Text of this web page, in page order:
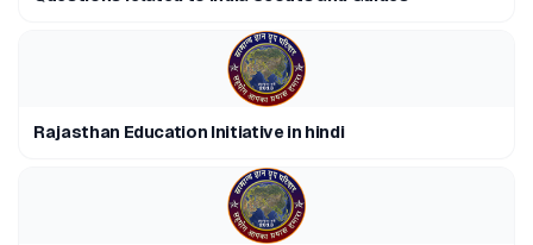
Rajasthan Education Initiative in hindi